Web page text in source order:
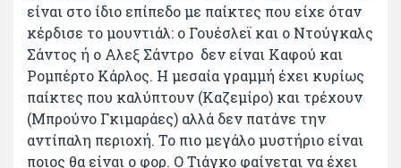
είναι στο ίδιο επίπεδο με παίκτες που είχε όταν
κέρδισε το μουντιάλ: ο Γουέσλεϊ και ο Ντούγκαλς
Σάντος ή ο Αλεξ Σάντρο δεν είναι Καφού και
Ρομπέρτο Κάρλος. Η μεσαία γραμμή έχει κυρίως
παίκτες που καλύπτουν (Καζεμίρο) και τρέχουν
(Μπρούνο Γκιμαράες) αλλά δεν πατάνε την
αντίπαλη περιοχή. Το πιο μεγάλο μυστήριο είναι
ποιος θα είναι ο φορ. Ο Τιάγκο φαίνεται να έχει